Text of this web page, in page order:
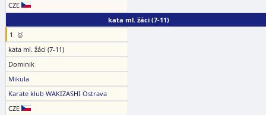
CZE
kata ml. žáci (7-11)
1. 🥇
kata ml. žáci (7-11)
Dominik
Mikula
Karate klub WAKIZASHI Ostrava
CZE